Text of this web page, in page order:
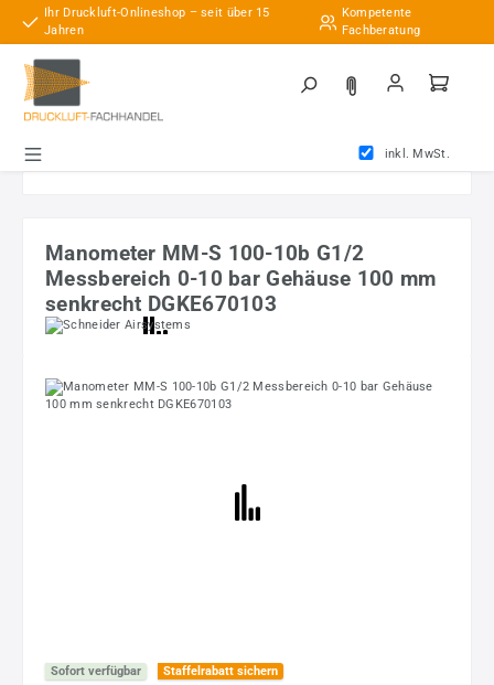
Zum Hauptinhalt springen
Ihr Druckluft-Onlineshop – seit über 15
Jahren
Kompetente
Fachberatung
inkl. MwSt.
Manometer MM-S 100-10b G1/2
Messbereich 0-10 bar Gehäuse 100 mm
senkrecht DGKE670103
Bildergalerie überspringen
Sofort verfügbar Staffelrabatt sichern